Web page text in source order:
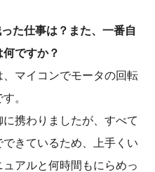
た仕事は？また、一番自
ですか？
マイコンでモータの回転
。
携わりましたが、すべて
きているため、上手くい
アルと何時間もにらめっ